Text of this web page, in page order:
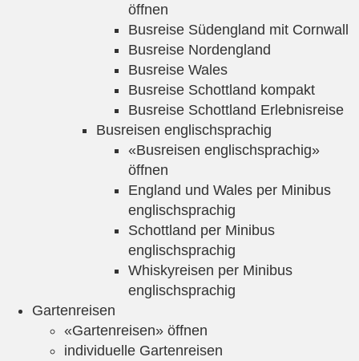
öffnen
Busreise Südengland mit Cornwall
Busreise Nordengland
Busreise Wales
Busreise Schottland kompakt
Busreise Schottland Erlebnisreise
Busreisen englischsprachig
«Busreisen englischsprachig»
öffnen
England und Wales per Minibus
englischsprachig
Schottland per Minibus
englischsprachig
Whiskyreisen per Minibus
englischsprachig
Gartenreisen
«Gartenreisen» öffnen
individuelle Gartenreisen